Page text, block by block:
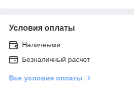
Условия оплаты
Наличными
Безналичный расчет
Все условия оплаты